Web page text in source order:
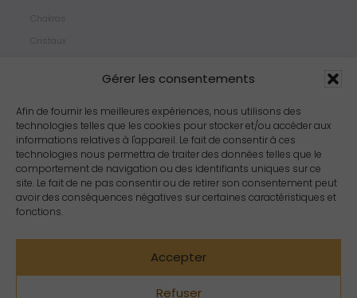
Gérer les consentements
Afin de fournir les meilleures expériences, nous utilisons des
technologies telles que les cookies pour stocker et/ou accéder aux
informations relatives à l'appareil. Le fait de consentir à ces
technologies nous permettra de traiter des données telles que le
comportement de navigation ou des identifiants uniques sur ce
site. Le fait de ne pas consentir ou de retirer son consentement peut
avoir des conséquences négatives sur certaines caractéristiques et
fonctions.
Accepter
Refuser
Chakras
Cristaux
Propriétés
Arômes
Zodiacs